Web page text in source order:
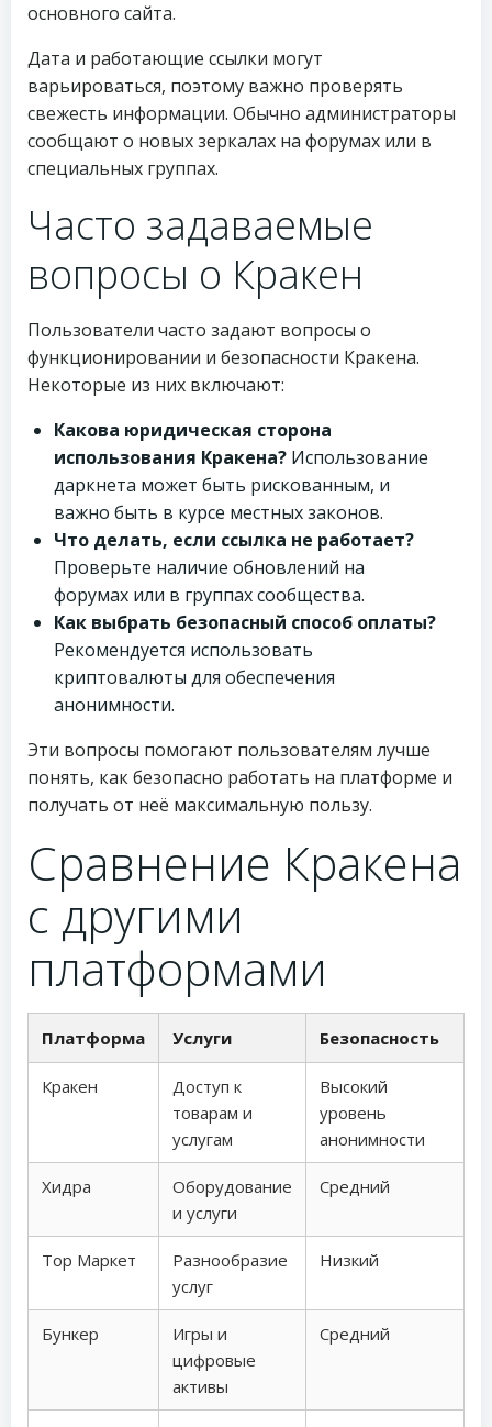
основного сайта.
Дата и работающие ссылки могут
варьироваться, поэтому важно проверять
свежесть информации. Обычно администраторы
сообщают о новых зеркалах на форумах или в
специальных группах.
Часто задаваемые
вопросы о Кракен
Пользователи часто задают вопросы о
функционировании и безопасности Кракена.
Некоторые из них включают:
Какова юридическая сторона
использования Кракена? Использование
даркнета может быть рискованным, и
важно быть в курсе местных законов.
Что делать, если ссылка не работает?
Проверьте наличие обновлений на
форумах или в группах сообщества.
Как выбрать безопасный способ оплаты?
Рекомендуется использовать
криптовалюты для обеспечения
анонимности.
Эти вопросы помогают пользователям лучше
понять, как безопасно работать на платформе и
получать от неё максимальную пользу.
Сравнение Кракена
с другими
платформами
Платформа Услуги Безопасность
Кракен
Доступ к
товарам и
услугам
Высокий
уровень
анонимности
Хидра
Оборудование
и услуги
Средний
Тор Маркет
Разнообразие
услуг
Низкий
Бункер
Игры и
цифровые
активы
Средний